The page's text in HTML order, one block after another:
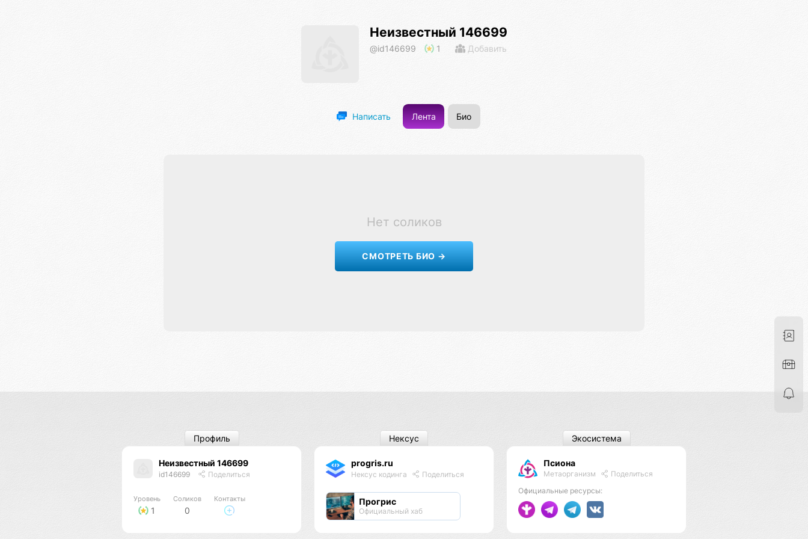
Неизвестный 146699
@id146699 1 Добавить
Написать Лента Био
Нет соликов
СМОТРЕТЬ БИО →
Неизвестный 146699
id146699 Поделиться
Уровень
1
Соликов
0
Контакты
Профиль
progris.ru
Нексус кодинга Поделиться
Прогрис
Официальный хаб
Нексус
Псиона
Метаорганизм
Поделиться
Официальные ресурсы:
Экосистема